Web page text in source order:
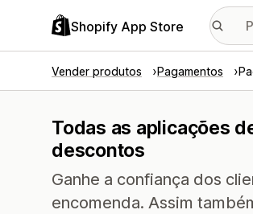
Shopify App Store
Vender produtos Pagamentos
Todas as aplicações
descontos
Ganhe a confiança dos
encomenda. Assim